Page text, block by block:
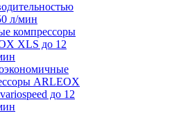
л/мин
компрессоры
XLS до 12
ARLEOX
до 12